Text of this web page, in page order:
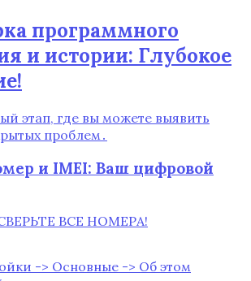
программного
и истории: Глубокое
этап, где вы можете выявить
проблем․
и IMEI: Ваш цифровой
ВСЕ НОМЕРА!
-> Основные -> Об этом